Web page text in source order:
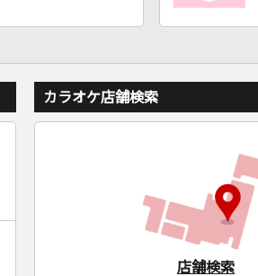
カラオケ店舗検索
店舗検索